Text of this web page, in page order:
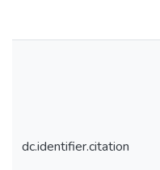
dc.identifier.citation